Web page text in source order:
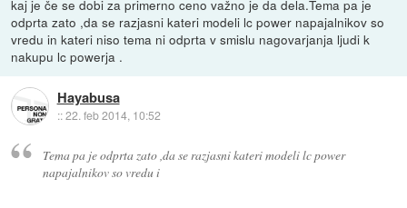
kaj je če se dobi za primerno ceno važno je da dela.Tema pa je
odprta zato ,da se razjasni kateri modeli lc power napajalnikov so
vredu in kateri niso tema ni odprta v smislu nagovarjanja ljudi k
nakupu lc powerja .
Hayabusa
::22. feb 2014, 10:52
Tema pa je odprta zato ,da se razjasni kateri modeli lc power
napajalnikov so vredu i